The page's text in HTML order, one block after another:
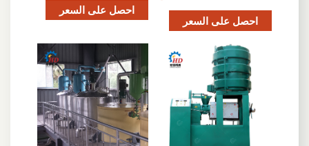
احصل على السعر
احصل على السعر